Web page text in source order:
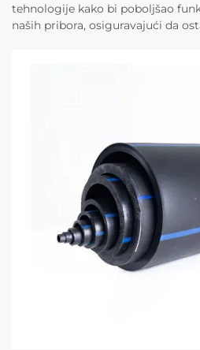
tehnologije kako bi poboljšao
naših pribora, osiguravajući da